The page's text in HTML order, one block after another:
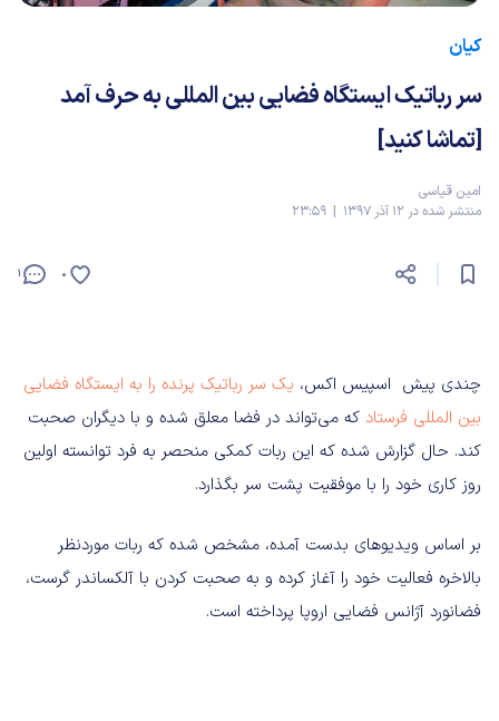
کیان
سر رباتیک ایستگاه فضایی بین المللی به حرف آمد
[تماشا کنید]
امین قیاسی
منتشر شده در 12 آذر 1397 | 23:59
1 0
چندی پیش اسپیس اکس، یک سر رباتیک پرنده را به ایستگاه فضایی
بین المللی فرستاد که می‌تواند در فضا معلق شده و با دیگران صحبت
کند. حال گزارش شده که این ربات کمکی منحصر به فرد توانسته اولین
روز کاری خود را با موفقیت پشت سر بگذارد.
بر اساس ویدیو‌های بدست آمده، مشخص شده که ربات موردنظر
بالاخره فعالیت خود را آغاز کرده و به صحبت کردن با آلکساندر گرست،
فضانورد آژانس فضایی اروپا پرداخته است.